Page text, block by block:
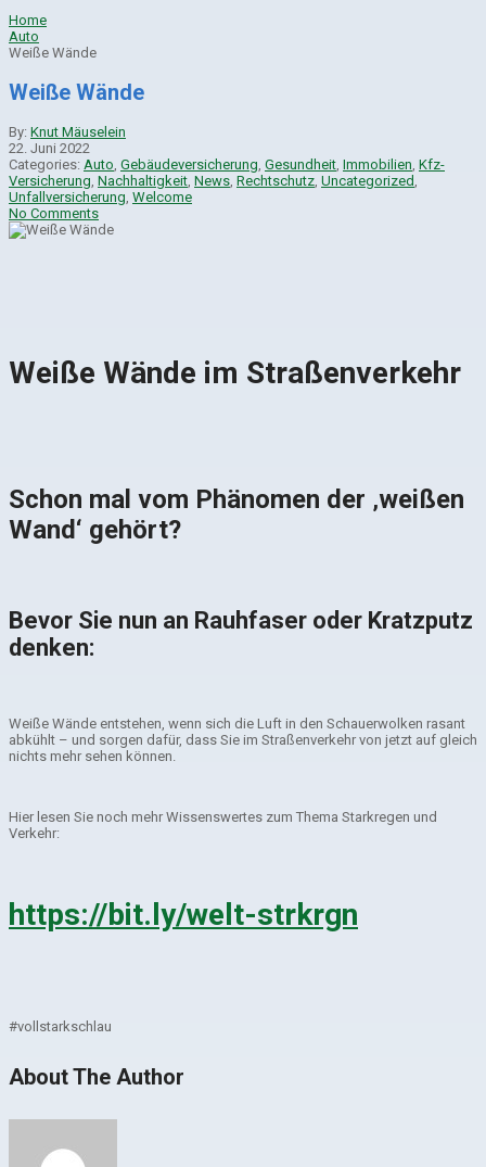
Home
Auto
Weiße Wände
Weiße Wände
By: Knut Mäuselein
22. Juni 2022
Categories: Auto Gebäudeversicherung Gesundheit Immobilien Kfz-
Versicherung Nachhaltigkeit News Rechtschutz Uncategorized
Unfallversicherung Welcome
No Comments
Weiße Wände im Straßenverkehr
Schon mal vom Phänomen der ‚weißen
Wand‘ gehört?
Bevor Sie nun an Rauhfaser oder Kratzputz
denken:
Weiße Wände entstehen, wenn sich die Luft in den Schauerwolken rasant
abkühlt – und sorgen dafür, dass Sie im Straßenverkehr von jetzt auf gleich
nichts mehr sehen können.
Hier lesen Sie noch mehr Wissenswertes zum Thema Starkregen und
Verkehr:
https://bit.ly/welt-strkrgn
#vollstarkschlau
About The Author